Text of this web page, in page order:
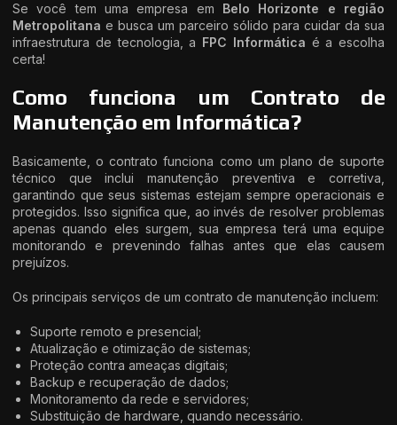
Se você tem uma empresa em Belo Horizonte e região
Metropolitana e busca um parceiro sólido para cuidar da sua
infraestrutura de tecnologia, a FPC Informática é a escolha
certa!
Como funciona um Contrato de
Manutenção em Informática?
Basicamente, o contrato funciona como um plano de suporte
técnico que inclui manutenção preventiva e corretiva,
garantindo que seus sistemas estejam sempre operacionais e
protegidos. Isso significa que, ao invés de resolver problemas
apenas quando eles surgem, sua empresa terá uma equipe
monitorando e prevenindo falhas antes que elas causem
prejuízos.
Os principais serviços de um contrato de manutenção incluem:
Suporte remoto e presencial;
Atualização e otimização de sistemas;
Proteção contra ameaças digitais;
Backup e recuperação de dados;
Monitoramento da rede e servidores;
Substituição de hardware, quando necessário.